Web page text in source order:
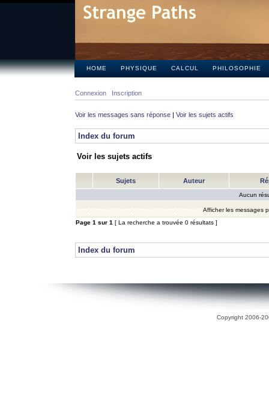
HOME PHYSIQUE CALCUL PHILOSOPHIE
Connexion Inscription
Voir les messages sans réponse | Voir les sujets actifs
Index du forum
Voir les sujets actifs
Sujets Auteur
Aucun
Afficher les messages
Page 1 sur 1 [ La recherche a trouvée 0 résultats ]
Index du forum
Copyright 2006-